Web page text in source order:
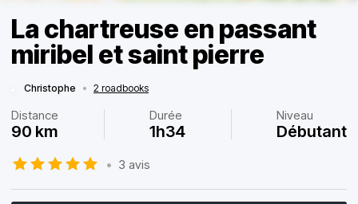
La chartreuse en passant
miribel et saint pierre
Christophe • 2 roadbooks
Distance
90 km
Durée
1h34
Niveau
Débutant
• 3 avis